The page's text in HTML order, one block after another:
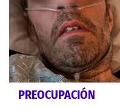
PREOCUPACIÓN